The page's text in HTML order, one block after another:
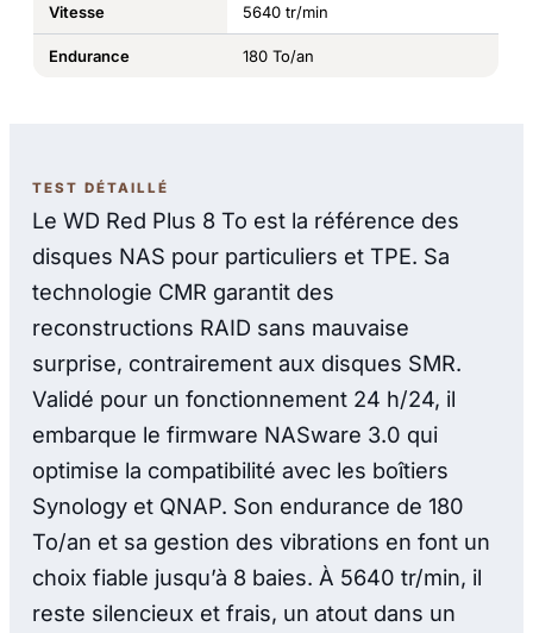
Vitesse 5640 tr/min
Endurance 180 To/an
TEST DÉTAILLÉ
Le WD Red Plus 8 To est la référence des
disques NAS pour particuliers et TPE. Sa
technologie CMR garantit des
reconstructions RAID sans mauvaise
surprise, contrairement aux disques SMR.
Validé pour un fonctionnement 24 h/24, il
embarque le firmware NASware 3.0 qui
optimise la compatibilité avec les boîtiers
Synology et QNAP. Son endurance de 180
To/an et sa gestion des vibrations en font un
choix fiable jusqu’à 8 baies. À 5640 tr/min, il
reste silencieux et frais, un atout dans un